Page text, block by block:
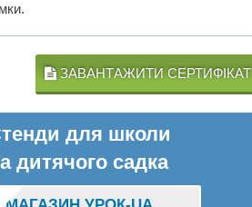
ЗАВАНТАЖИТИ СЕРТИФІКАТ
для школи
дитячого садка